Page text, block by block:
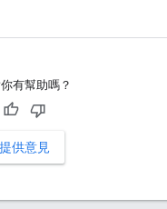
有幫助嗎？
提供意見